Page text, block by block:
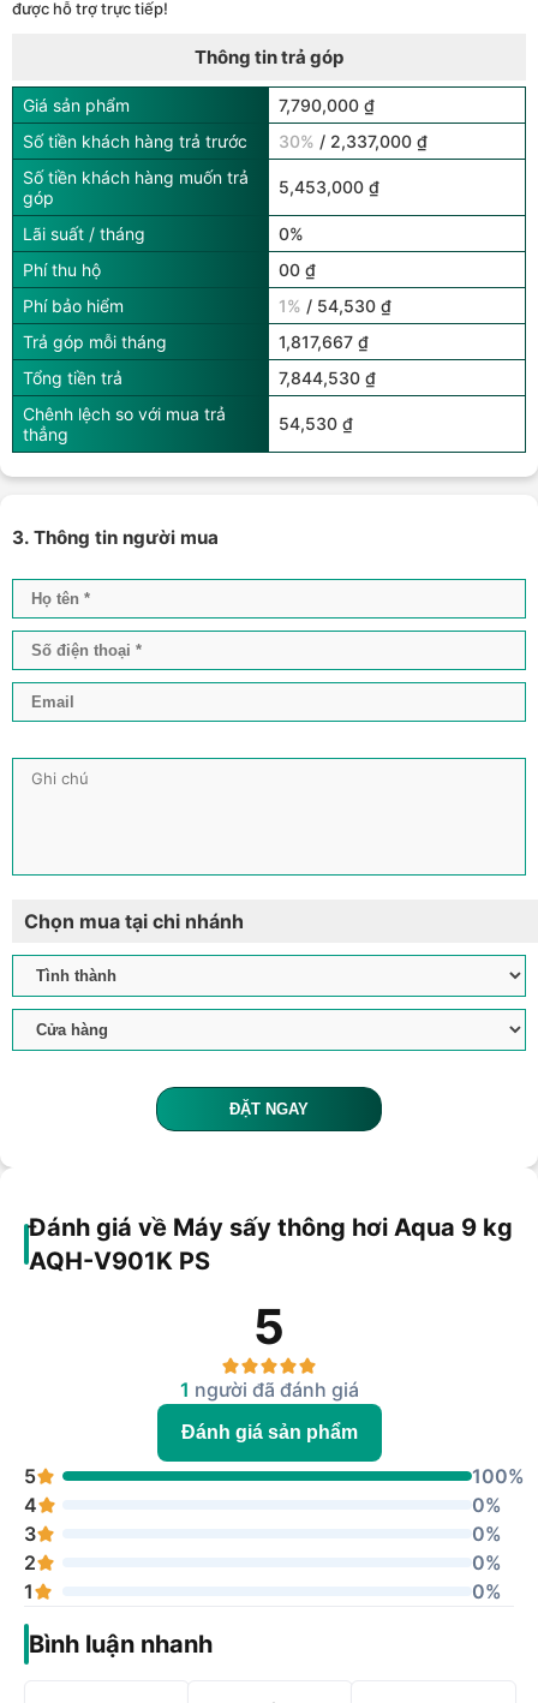
được hỗ trợ trực tiếp!
Thông tin trả góp
Giá sản phẩm
7,790,000 ₫
Số tiền khách hàng trả trước
30% / 2,337,000 ₫
Số tiền khách hàng muốn trả
góp
5,453,000 ₫
Lãi suất / tháng
0%
Phí thu hộ
00 ₫
Phí bảo hiểm
1% / 54,530 ₫
Trả góp mỗi tháng
1,817,667 ₫
Tổng tiền trả
7,844,530 ₫
Chênh lệch so với mua trả
thẳng
54,530 ₫
3. Thông tin người mua
Chọn mua tại chi nhánh
ĐẶT NGAY
Đánh giá về Máy sấy thông hơi Aqua 9 kg
AQH-V901K PS
5
1 người đã đánh giá
Đánh giá sản phẩm
5
100%
4
0%
3
0%
2
0%
1
0%
Bình luận nhanh